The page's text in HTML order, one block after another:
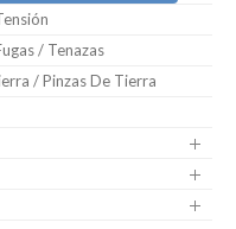
/ Tenazas
/ Pinzas De Tierra